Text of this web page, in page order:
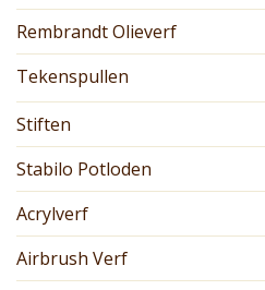
Rembrandt Olieverf
Tekenspullen
Stiften
Stabilo Potloden
Acrylverf
Airbrush Verf